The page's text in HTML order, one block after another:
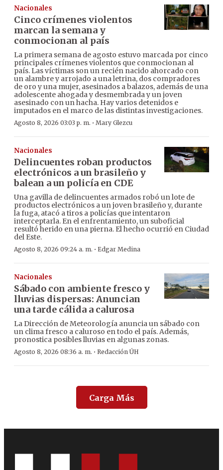
Nacionales
Cinco crímenes violentos
marcan la semana y
conmocionan al país
La primera semana de agosto estuvo marcada por cinco
principales crímenes violentos que conmocionan al
país. Las víctimas son un recién nacido ahorcado con
un alambre y arrojado a una letrina, dos compradores
de oro y una mujer, asesinados a balazos, además de una
adolescente ahogada y desmembrada y un joven
asesinado con un hacha. Hay varios detenidos e
imputados en el marco de las distintas investigaciones.
Agosto 8, 2026 03:03 p. m. · Mary Glezcu
Nacionales
Delincuentes roban productos
electrónicos a un brasileño y
balean a un policía en CDE
Una gavilla de delincuentes armados robó un lote de
productos electrónicos a un joven brasileño y, durante
la fuga, atacó a tiros a policías que intentaron
interceptarla. En el enfrentamiento, un suboficial
resultó herido en una pierna. El hecho ocurrió en Ciudad
del Este.
Agosto 8, 2026 09:24 a. m. · Edgar Medina
Nacionales
Sábado con ambiente fresco y
lluvias dispersas: Anuncian
una tarde cálida a calurosa
La Dirección de Meteorología anuncia un sábado con
un clima fresco a caluroso en todo el país. Además,
pronostica posibles lluvias en algunas zonas.
Agosto 8, 2026 08:36 a. m. · Redacción ÚH
Carga Más